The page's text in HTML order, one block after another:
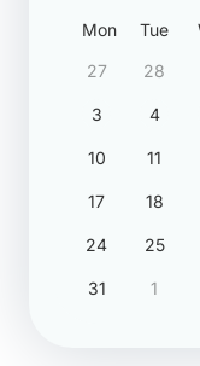
Mon Tue
27
28
3 4
10 11
17 18
24 25
31 1